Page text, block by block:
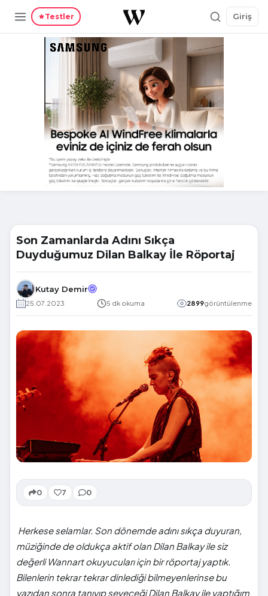
Testler Giriş
Son Zamanlarda Adını Sıkça
Duyduğumuz Dilan Balkay İle Röportaj
Kutay Demir
25.07.2023 5 dk okuma 2899görüntülenme
0 7 0
Herkese selamlar. Son dönemde adını sıkça duyuran,
müziğinde de oldukça aktif olan Dilan Balkay ile siz
değerli Wannart okuyucuları için bir röportaj yaptık.
Bilenlerin tekrar tekrar dinlediği bilmeyenlerinse bu
yazıdan sonra tanıyıp seveceği Dilan Balkay ile yaptığım